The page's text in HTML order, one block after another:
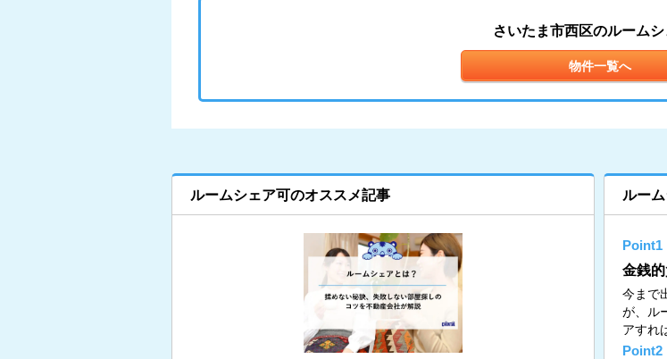
さいたま市西区のルーム
物件一覧へ
ルームシェア可のオススメ記事 ルー
Point1
金銭
今まで
が、ル
アすれ
Point2